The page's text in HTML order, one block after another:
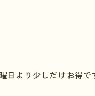
日より少しだけお得で